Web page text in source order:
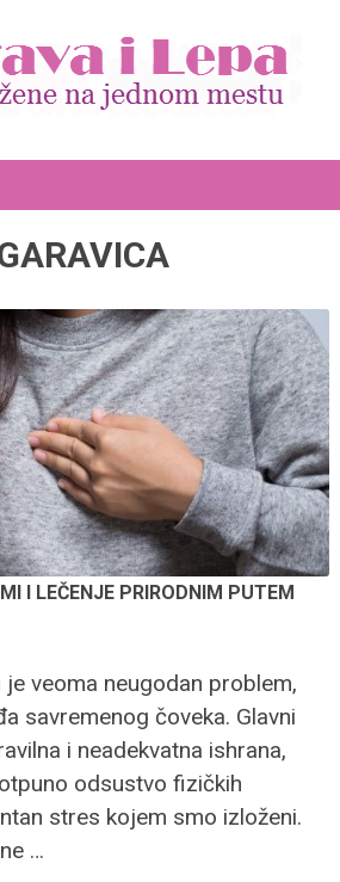
I LEČENJE PRIRODNIM PUTEM
veoma neugodan problem,
savremenog čoveka. Glavni
i neadekvatna ishrana,
odsustvo fizičkih
stres kojem smo izloženi.
…